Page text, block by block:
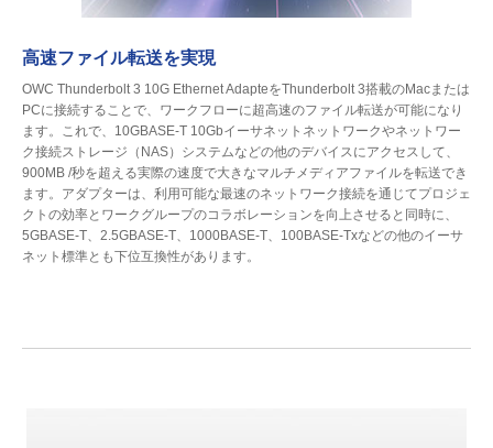
高速ファイル転送を実現
OWC Thunderbolt 3 10G Ethernet AdapteをThunderbolt 3搭載のMacまたは
PCに接続することで、ワークフローに超高速のファイル転送が可能になり
ます。これで、10GBASE-T 10Gbイーサネットネットワークやネットワー
ク接続ストレージ（NAS）システムなどの他のデバイスにアクセスして、
900MB /秒を超える実際の速度で大きなマルチメディアファイルを転送でき
ます。アダプターは、利用可能な最速のネットワーク接続を通じてプロジェ
クトの効率とワークグループのコラボレーションを向上させると同時に、
5GBASE-T、2.5GBASE-T、1000BASE-T、100BASE-Txなどの他のイーサ
ネット標準とも下位互換性があります。